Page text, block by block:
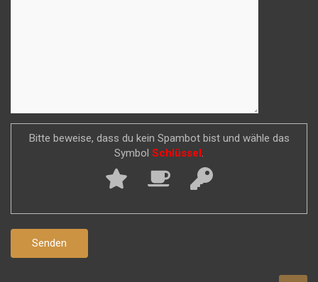
Bitte beweise, dass du kein Spambot bist und wähle das
Symbol Schlüssel .